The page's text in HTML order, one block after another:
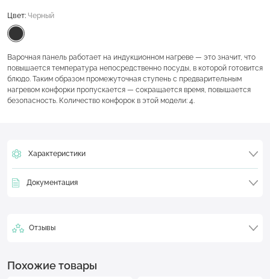
Цвет: Черный
Варочная панель работает на индукционном нагреве — это значит, что
повышается температура непосредственно посуды, в которой готовится
блюдо. Таким образом промежуточная ступень с предварительным
нагревом конфорки пропускается — сокращается время, повышается
безопасность. Количество конфорок в этой модели: 4.
Характеристики
Документация
Отзывы
Похожие товары